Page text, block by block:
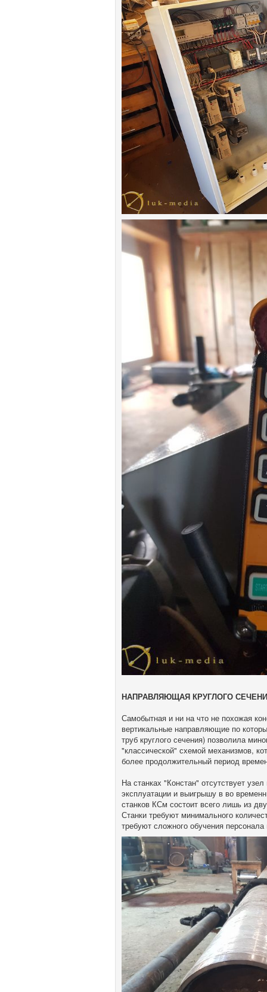
НАПРАВЛЯЮЩАЯ КРУГЛОГО
Самобытная и ни на что не похожая
вертикальные направляющие по
труб круглого сечения) позволила
"классической" схемой механизмов,
более продолжительный период
На станках "Констан" отсутствует
эксплуатации и выигрышу в во
станков КСм состоит всего лишь из
Станки требуют минимального
требуют сложного обучения